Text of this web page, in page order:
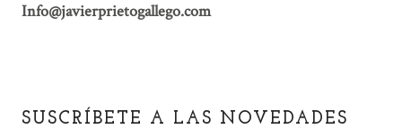
Info@javierprietogallego.com
SUSCRÍBETE A LAS NOVEDADES